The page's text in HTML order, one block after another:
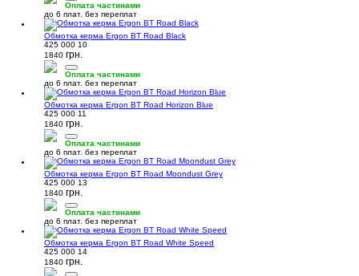
Гідратори
(2) (2)
(1)
Оплата частинами
до 6 плат. без переплат
Обмотка керма Ergon BT Road Black
425 000 10
1840 грн.
Оплата частинами
до 6 плат. без переплат
Обмотка керма Ergon BT Road Horizon Blue
425 000 11
1840 грн.
Оплата частинами
до 6 плат. без переплат
Обмотка керма Ergon BT Road Moondust Grey
425 000 13
1840 грн.
Оплата частинами
до 6 плат. без переплат
Обмотка керма Ergon BT Road White Speed
425 000 14
1840 грн.